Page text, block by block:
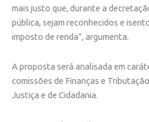
mais justo que, durante a
pública, sejam reconhecidos e
imposto de renda”, argumenta.
A proposta será analisada em
comissões de Finanças e
Justiça e de Cidadania.